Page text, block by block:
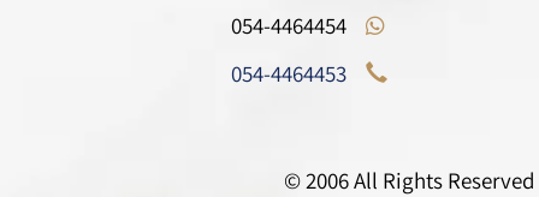
054-4464454
054-4464453
© 2006 All Rights Reserved